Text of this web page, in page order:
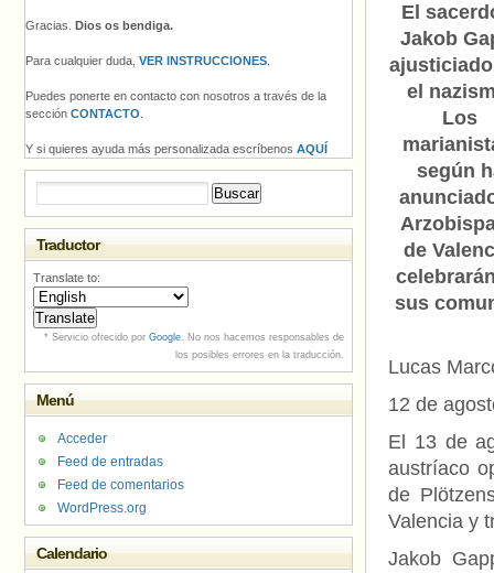
El
Jakob
el
Los
según
de
sus
Lucas
12 de
El 13 de
austríaco
de
Valencia y
Jakob
Gracias. Dios os bendiga.
Para cualquier duda, VER INSTRUCCIONES
Puedes ponerte en contacto con nosotros a través de la
sección CONTACTO
Y si quieres ayuda más personalizada escríbenos AQUÍ
Traductor
Translate to:
* Servicio ofrecido por Google. No nos hacemos responsables de
los posibles errores en la traducción.
Menú
Acceder
Feed de entradas
Feed de comentarios
WordPress.org
Calendario